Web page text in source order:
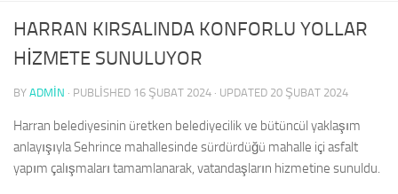
HARRAN KIRSALINDA KONFORLU YOLLAR
HİZMETE SUNULUYOR
BY ADMIN · PUBLISHED 16 ŞUBAT 2024 · UPDATED 20 ŞUBAT 2024
Harran belediyesinin üretken belediyecilik ve bütüncül yaklaşım
anlayışıyla Sehrince mahallesinde sürdürdüğü mahalle içi asfalt
yapım çalışmaları tamamlanarak, vatandaşların hizmetine sunuldu.